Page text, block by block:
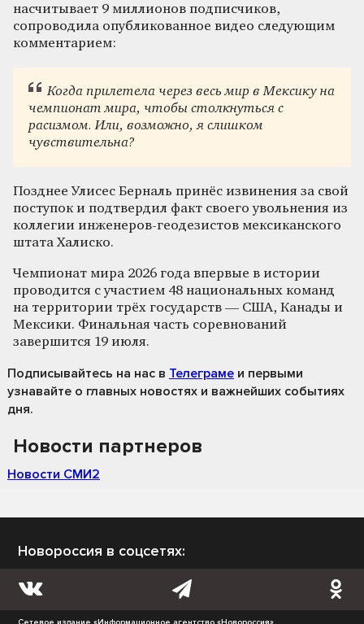
насчитывает 9 миллионов подписчиков,
сопроводила опубликованное видео следующим
комментарием:
Когда прилетела через весь мир в Мексику на
чемпионат мира, чтобы столкнуться с
расизмом. Или, возможно, я слишком
чувствительна?
Позднее Улисес Берналь принёс извинения за свой
поступок и подтвердил факт своего увольнения из
коллегии инженеров-геодезистов мексиканского
штата Халиско.
Чемпионат мира 2026 года впервые в истории
проводится с участием 48 национальных команд
на территории трёх государств — США, Канады и
Мексики. Финальная часть соревнований
завершится 19 июля.
Подписывайтесь на нас в Телеграме и первыми
узнавайте о главных новостях и важнейших событиях
дня.
Новости партнеров
Новости СМИ2
Новороссия в соцсетях: